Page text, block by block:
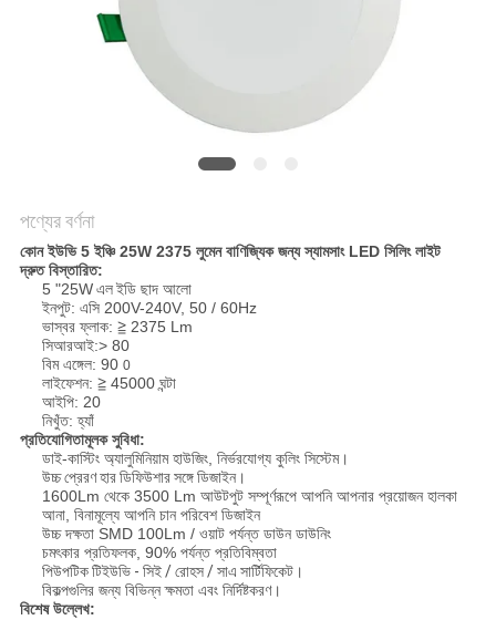
POLICY
পণ্যের বর্ণনা
কোন ইউভি 5 ইঞ্চি 25W 2375 লুমেন বাণিজ্যিক জন্য স্যামসাং LED সিলিং লাইট
দ্রুত বিস্তারিত:
5 "25Wএলইডি ছাদ আলো
ইনপুট: এসি 200V-240V, 50 / 60Hz
ভাস্বর ফ্লাক: ≧ 2375 Lm
সিআরআই:> 80
বিম এঙ্গেল: 90 0
লাইফেশন: ≧ 45000 ঘন্টা
আইপি: 20
নিখুঁত: হ্যাঁ
প্রতিযোগিতামূলক সুবিধা:
ডাই-কাস্টিং অ্যালুমিনিয়াম হাউজিং, নির্ভরযোগ্য কুলিং সিস্টেম।
উচ্চ প্রেরণ হার ডিফিউশার সঙ্গে ডিজাইন।
1600Lm থেকে 3500 Lm আউটপুট সম্পূর্ণরূপে আপনি আপনার প্রয়োজন হালকা
আনা, বিনামূল্যে আপনি চান পরিবেশ ডিজাইন
উচ্চ দক্ষতা SMD 100Lm / ওয়াট পর্যন্ত ডাউন ডাউনিং
চমৎকার প্রতিফলক, 90% পর্যন্ত প্রতিবিম্বতা
পিউপটিক টিইউভি - সিই / রোহস / সাএ সার্টিফিকেট।
বিকল্পগুলির জন্য বিভিন্ন ক্ষমতা এবং নির্দিষ্টকরণ।
বিশেষ উল্লেখ: